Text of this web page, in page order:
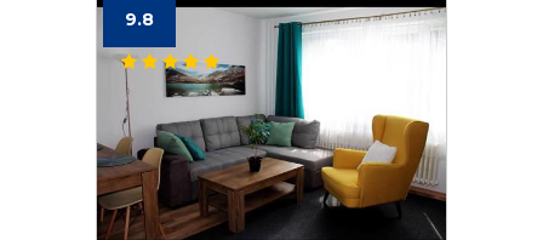
9.8